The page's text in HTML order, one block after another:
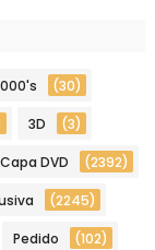
(30)
3D (3)
Capa DVD (2392)
(2245)
Pedido (102)